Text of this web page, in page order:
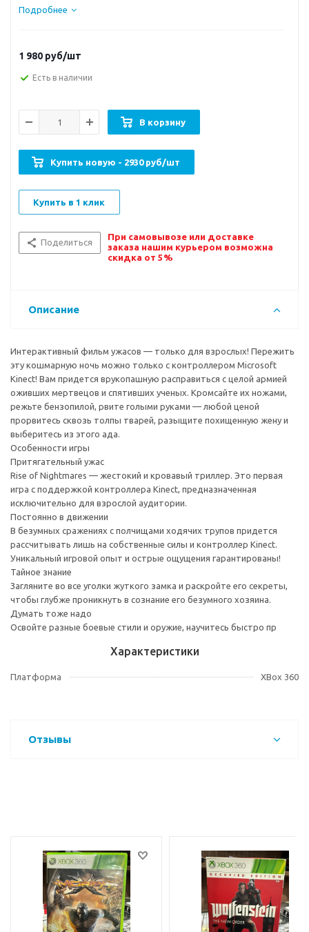
Подробнее
1 980 руб/шт
Есть в наличии
В корзину
Купить новую - 2930 руб/шт
Купить в 1 клик
Поделиться
При самовывозе или доставке
заказа нашим курьером возможна
скидка от 5%
Описание
Интерактивный фильм ужасов — только для взрослых! Пережить
эту кошмарную ночь можно только с контроллером Microsoft
Kinect! Вам придется врукопашную расправиться с целой армией
оживших мертвецов и спятивших ученых. Кромсайте их ножами,
режьте бензопилой, рвите голыми руками — любой ценой
прорвитесь сквозь толпы тварей, разыщите похищенную жену и
выберитесь из этого ада.
Особенности игры
Притягательный ужас
Rise of Nightmares — жестокий и кровавый триллер. Это первая
игра с поддержкой контроллера Kinect, предназначенная
исключительно для взрослой аудитории.
Постоянно в движении
В безумных сражениях с полчищами ходячих трупов придется
рассчитывать лишь на собственные силы и контроллер Kinect.
Уникальный игровой опыт и острые ощущения гарантированы!
Тайное знание
Загляните во все уголки жуткого замка и раскройте его секреты,
чтобы глубже проникнуть в сознание его безумного хозяина.
Думать тоже надо
Освойте разные боевые стили и оружие, научитесь быстро пр
Характеристики
Платформа XBox 360
Отзывы